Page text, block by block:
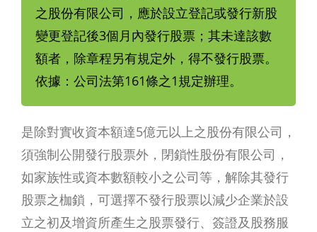
之股份有限公司，應於設立登記或發行新股
變更登記後3個月內發行股票；其未達該數
額者，除章程另有規定外，得不發行股票。
依據：公司法第161條之1規定辦理。
是除對實收資本額達5億元以上之股份有限公司，
須強制公開發行股票外，閉鎖性股份有限公司，
如家族性或資本數額較小之公司等，解除其發行
股票之枷鎖，可選擇不發行股票以減少企業於設
立之初及增資所產生之股票發行、簽證及股務服